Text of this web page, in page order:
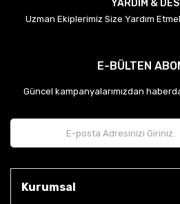
YARDIM &
Uzman Ekiplerimiz Size Yardım
E-BÜLTEN
Güncel kampanyalarımızdan
Kurumsal